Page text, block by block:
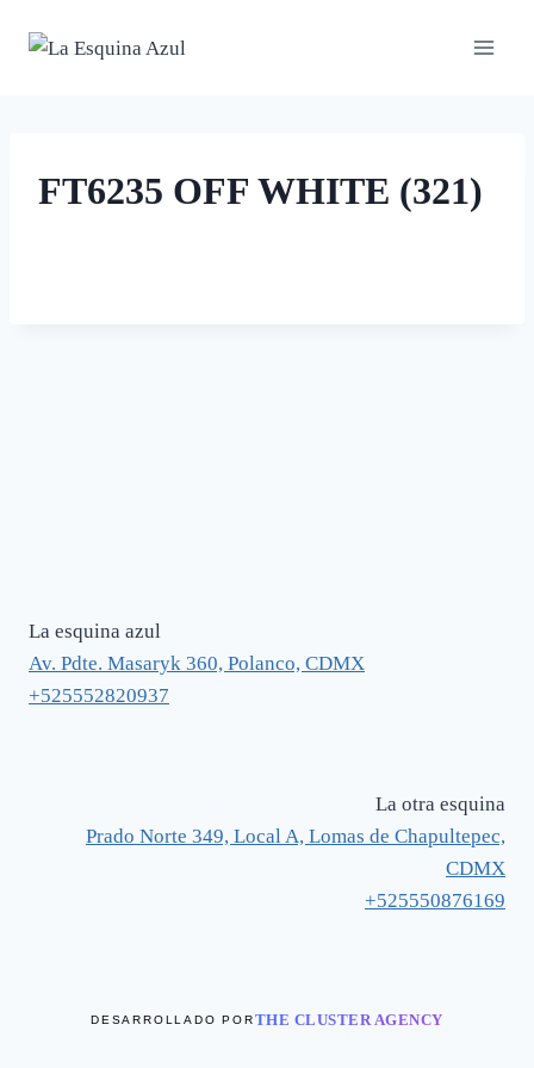
FT6235 OFF WHITE (321)
La esquina azul
Av. Pdte. Masaryk 360, Polanco, CDMX
+525552820937
La otra esquina
Prado Norte 349, Local A, Lomas de Chapultepec,
CDMX
+525550876169
DESARROLLADO PORTHE CLUSTER AGENCY